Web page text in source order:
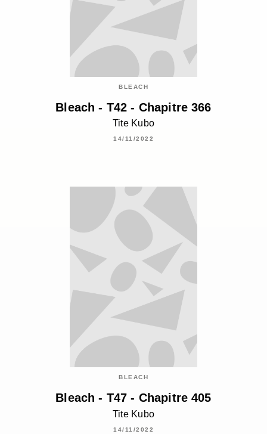
BLEACH
Bleach - T42 - Chapitre 366
Tite Kubo
14/11/2022
BLEACH
Bleach - T47 - Chapitre 405
Tite Kubo
14/11/2022